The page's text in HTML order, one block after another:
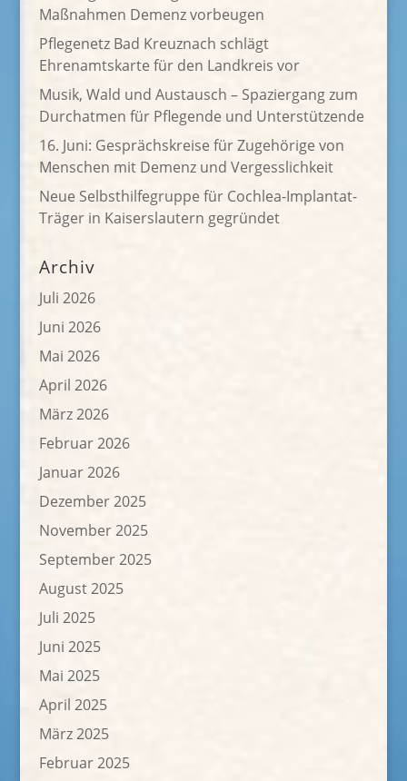
Maßnahmen Demenz vorbeugen
Pflegenetz Bad Kreuznach schlägt
Ehrenamtskarte für den Landkreis vor
Musik, Wald und Austausch – Spaziergang zum
Durchatmen für Pflegende und Unterstützende
16. Juni: Gesprächskreise für Zugehörige von
Menschen mit Demenz und Vergesslichkeit
Neue Selbsthilfegruppe für Cochlea-Implantat-
Träger in Kaiserslautern gegründet
Archiv
Juli 2026
Juni 2026
Mai 2026
April 2026
März 2026
Februar 2026
Januar 2026
Dezember 2025
November 2025
September 2025
August 2025
Juli 2025
Juni 2025
Mai 2025
April 2025
März 2025
Februar 2025